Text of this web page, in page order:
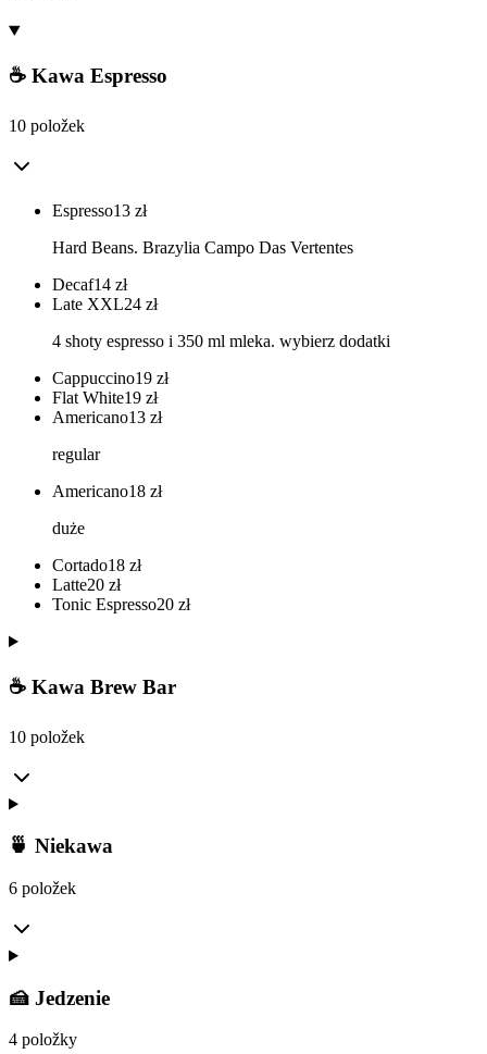
☕ Kawa Espresso
10 položek
Espresso13 zł
Hard Beans. Brazylia Campo Das Vertentes
Decaf14 zł
Late XXL24 zł
4 shoty espresso i 350 ml mleka. wybierz dodatki
Cappuccino19 zł
Flat White19 zł
Americano13 zł
regular
Americano18 zł
duże
Cortado18 zł
Latte20 zł
Tonic Espresso20 zł
☕ Kawa Brew Bar
10 položek
🍵 Niekawa
6 položek
🍰 Jedzenie
4 položky